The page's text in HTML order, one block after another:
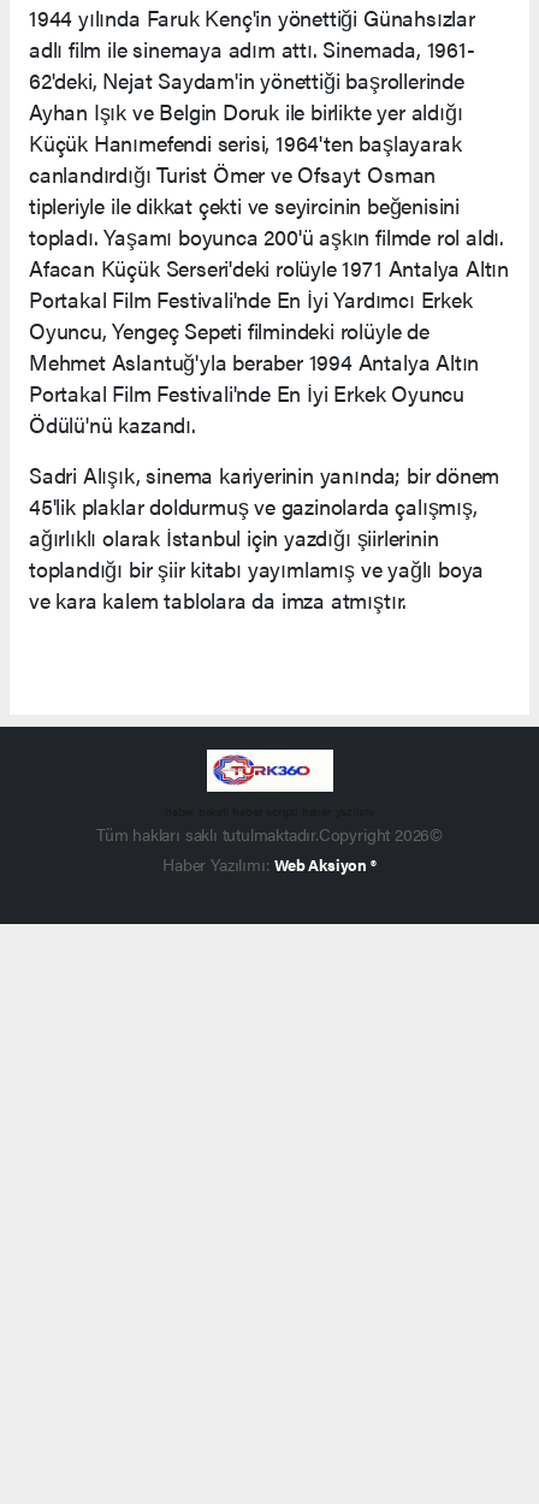
1944 yılında Faruk Kenç'in yönettiği Günahsızlar
adlı film ile sinemaya adım attı. Sinemada, 1961-
62'deki, Nejat Saydam'in yönettiği başrollerinde
Ayhan Işık ve Belgin Doruk ile birlikte yer aldığı
Küçük Hanımefendi serisi, 1964'ten başlayarak
canlandırdığı Turist Ömer ve Ofsayt Osman
tipleriyle ile dikkat çekti ve seyircinin beğenisini
topladı. Yaşamı boyunca 200'ü aşkın filmde rol aldı.
Afacan Küçük Serseri'deki rolüyle 1971 Antalya Altın
Portakal Film Festivali'nde En İyi Yardımcı Erkek
Oyuncu, Yengeç Sepeti filmindeki rolüyle de
Mehmet Aslantuğ'yla beraber 1994 Antalya Altın
Portakal Film Festivali'nde En İyi Erkek Oyuncu
Ödülü'nü kazandı.
Sadri Alışık, sinema kariyerinin yanında; bir dönem
45'lik plaklar doldurmuş ve gazinolarda çalışmış,
ağırlıklı olarak İstanbul için yazdığı şiirlerinin
toplandığı bir şiir kitabı yayımlamış ve yağlı boya
ve kara kalem tablolara da imza atmıştır.
Tüm hakları saklı tutulmaktadır.Copyright 2026©
Haber Yazılımı:Web Aksiyon ®